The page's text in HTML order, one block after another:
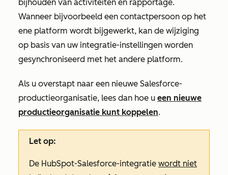
bijhouden van activiteiten en rapportage.
Wanneer bijvoorbeeld een contactpersoon op het
ene platform wordt bijgewerkt, kan de wijziging
op basis van uw integratie-instellingen worden
gesynchroniseerd met het andere platform.
Als u overstapt naar een nieuwe Salesforce-
productieorganisatie, lees dan hoe u een nieuwe
productieorganisatie kunt koppelen.
Let op:
De HubSpot-Salesforce-integratie wordt niet